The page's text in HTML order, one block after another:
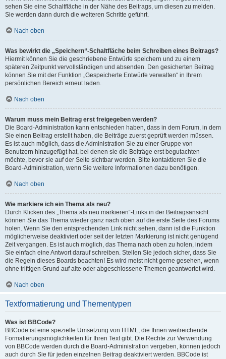
sehen Sie eine Schaltfläche in der Nähe des Beitrags, um diesen zu melden.
Sie werden dann durch die weiteren Schritte geführt.
Nach oben
Was bewirkt die „Speichern“-Schaltfläche beim Schreiben eines Beitrags?
Hiermit können Sie die geschriebene Entwürfe speichern und zu einem
späteren Zeitpunkt vervollständigen und absenden. Den gesicherten Beitrag
können Sie mit der Funktion „Gespeicherte Entwürfe verwalten“ in Ihrem
persönlichen Bereich erneut laden.
Nach oben
Warum muss mein Beitrag erst freigegeben werden?
Die Board-Administration kann entschieden haben, dass in dem Forum, in dem
Sie einen Beitrag erstellt haben, die Beiträge zuerst geprüft werden müssen.
Es ist auch möglich, dass die Administration Sie zu einer Gruppe von
Benutzern hinzugefügt hat, bei denen sie die Beiträge erst begutachten
möchte, bevor sie auf der Seite sichtbar werden. Bitte kontaktieren Sie die
Board-Administration, wenn Sie weitere Informationen dazu benötigen.
Nach oben
Wie markiere ich ein Thema als neu?
Durch Klicken des „Thema als neu markieren“-Links in der Beitragsansicht
können Sie das Thema wieder ganz nach oben auf die erste Seite des Forums
holen. Wenn Sie den entsprechenden Link nicht sehen, dann ist die Funktion
möglicherweise deaktiviert oder seit der letzten Markierung ist nicht genügend
Zeit vergangen. Es ist auch möglich, das Thema nach oben zu holen, indem
Sie einfach eine Antwort darauf schreiben. Stellen Sie jedoch sicher, dass Sie
die Regeln dieses Boards beachten! Es wird meist nicht gerne gesehen, wenn
ohne triftigen Grund auf alte oder abgeschlossene Themen geantwortet wird.
Nach oben
Textformatierung und Thementypen
Was ist BBCode?
BBCode ist eine spezielle Umsetzung von HTML, die Ihnen weitreichende
Formatierungsmöglichkeiten für Ihren Text gibt. Die Rechte zur Verwendung
von BBCode werden durch die Board-Administration vergeben, können jedoch
auch durch Sie für jeden einzelnen Beitrag deaktiviert werden. BBCode ist